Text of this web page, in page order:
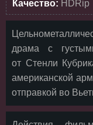
Качество: HDRip
драма с
от Стенли
американской
отправкой во